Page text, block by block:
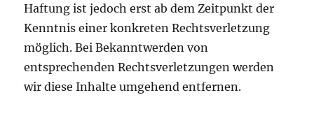
Haftung ist jedoch erst ab dem Zeitpunkt der
Kenntnis einer konkreten Rechtsverletzung
möglich. Bei Bekanntwerden von
entsprechenden Rechtsverletzungen werden
wir diese Inhalte umgehend entfernen.